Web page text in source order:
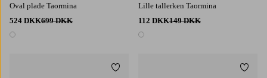
Oval plade Taormina
524 DKK699 DKK
1 farve
Lille tallerken Taormina
112 DKK149 DKK
1 farve
Tilføj til favoritter